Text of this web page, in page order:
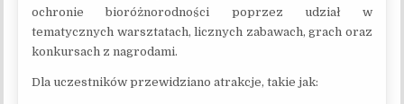
ochronie bioróżnorodności poprzez udział w
tematycznych warsztatach, licznych zabawach, grach oraz
konkursach z nagrodami.
Dla uczestników przewidziano atrakcje, takie jak: